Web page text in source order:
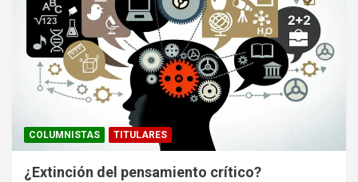
COLUMNISTAS TITULARES
¿Extinción del pensamiento crítico?